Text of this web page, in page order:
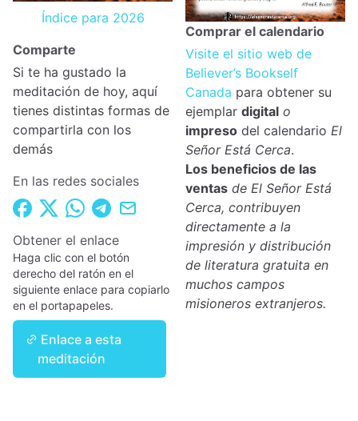
Índice para 2026
Comparte
Si te ha gustado la
meditación de hoy, aquí
tienes distintas formas de
compartirla con los
demás
En las redes sociales
Obtener el enlace
Haga clic con el botón
derecho del ratón en el
siguiente enlace para copiarlo
en el portapapeles.
Enlace a esta
meditación
Comprar el calendario
Visite el sitio web de
Believer’s Bookself
Canada para obtener su
ejemplar digital o
impreso del calendario El
Señor Está Cerca.
Los beneficios de las
ventas de El Señor Está
Cerca, contribuyen
directamente a la
impresión y distribución
de literatura gratuita en
muchos campos
misioneros extranjeros.